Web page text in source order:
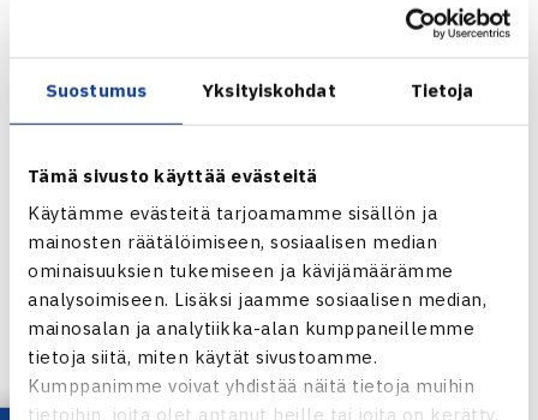
Suostumus Yksityiskohdat Tietoja
Tämä sivusto käyttää evästeitä
Käytämme evästeitä tarjoamamme sisällön ja
mainosten räätälöimiseen, sosiaalisen median
ominaisuuksien tukemiseen ja kävijämäärämme
analysoimiseen. Lisäksi jaamme sosiaalisen median,
mainosalan ja analytiikka-alan kumppaneillemme
tietoja siitä, miten käytät sivustoamme.
Kumppanimme voivat yhdistää näitä tietoja muihin
tietoihin, joita olet antanut heille tai joita on kerätty,
Toisessa välierässä Itävallan Peter Goldsteiner kohtaa
voittajan ottelusta Alexander Vasilenko Venäjä – Romain
Arneodo Monaco.
välierissä kakkossijoitetuille Ruotsin Jacob Adaktussonille
ja Jesper Brunströmille. Nelinpeli jatkuu ilman
suomalaisia.
Miesten 10.000$ ITF Futures -turnaus
16.-23.8.2014 Talin tenniskeskus, Helsinki
Järj: HVS
Kaksinpeli